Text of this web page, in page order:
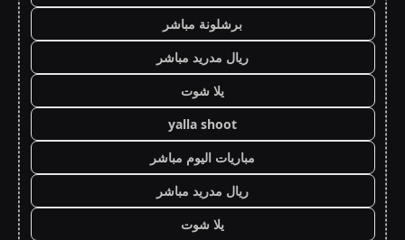
برشلونة مباشر
ريال مدريد مباشر
يلا شوت
yalla shoot
مباريات اليوم مباشر
ريال مدريد مباشر
يلا شوت